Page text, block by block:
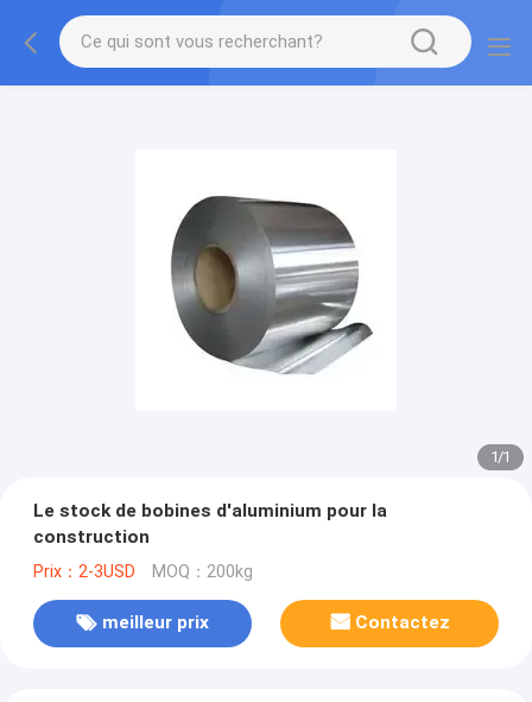
1/1
Le stock de bobines d'aluminium pour la
construction
Prix：2-3USD MOQ：200kg
meilleur prix Contactez